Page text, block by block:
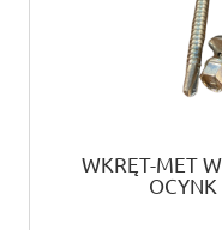
WKRĘT-MET